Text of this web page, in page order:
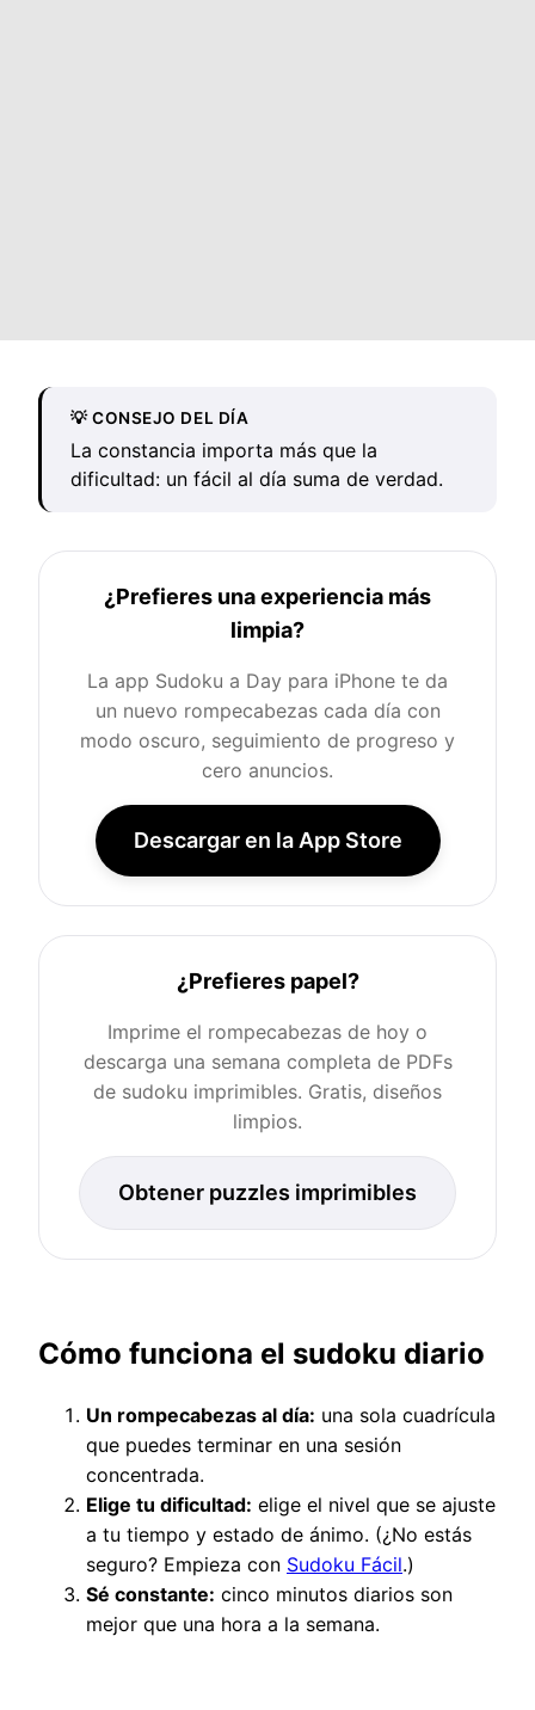
💡 CONSEJO DEL DÍA
La constancia importa más que la
dificultad: un fácil al día suma de verdad.
¿Prefieres una experiencia más
limpia?
La app Sudoku a Day para iPhone te da
un nuevo rompecabezas cada día con
modo oscuro, seguimiento de progreso y
cero anuncios.
Descargar en la App Store
¿Prefieres papel?
Imprime el rompecabezas de hoy o
descarga una semana completa de PDFs
de sudoku imprimibles. Gratis, diseños
limpios.
Obtener puzzles imprimibles
Cómo funciona el sudoku diario
Un rompecabezas al día: una sola cuadrícula
que puedes terminar en una sesión
concentrada.
Elige tu dificultad: elige el nivel que se ajuste
a tu tiempo y estado de ánimo. (¿No estás
seguro? Empieza con Sudoku Fácil.)
Sé constante: cinco minutos diarios son
mejor que una hora a la semana.